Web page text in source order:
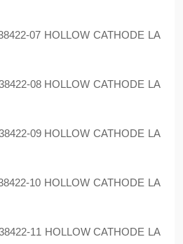
07 HOLLOW CATHODE LA
08 HOLLOW CATHODE LA
09 HOLLOW CATHODE LA
10 HOLLOW CATHODE LA
11 HOLLOW CATHODE LA